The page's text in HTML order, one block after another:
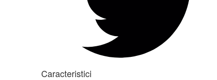
Caracteristici